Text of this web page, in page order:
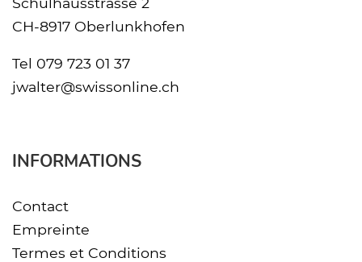
CH-8917 Oberlunkhofen
Tel 079 723 01 37
jwalter@swissonline.ch
INFORMATIONS
Contact
Empreinte
Termes et Conditions